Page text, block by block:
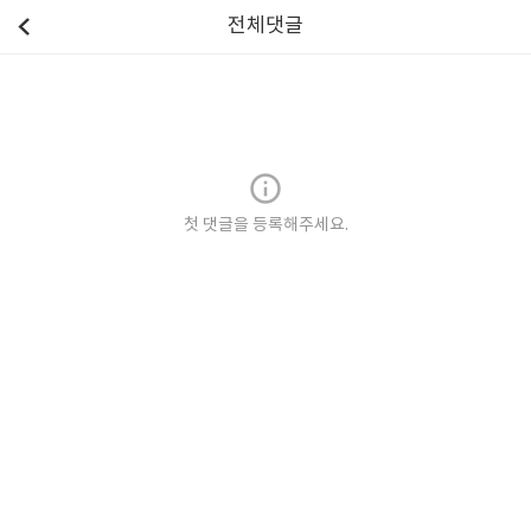
전체댓글
첫 댓글을 등록해주세요.